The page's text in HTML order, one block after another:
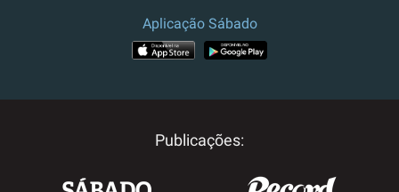
Aplicação Sábado
Publicações: